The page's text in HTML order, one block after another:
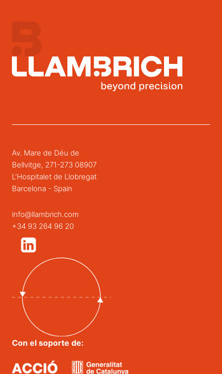
Av. Mare de Déu de
Bellvitge, 271-273 08907
L’Hospitalet de Llobregat
Barcelona - Spain
info@llambrich.com
+34 93 264 96 20
Con el soporte de: